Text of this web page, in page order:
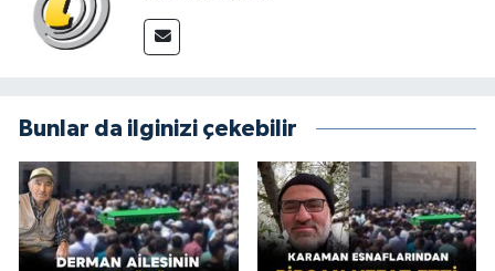
Bunlar da ilginizi çekebilir